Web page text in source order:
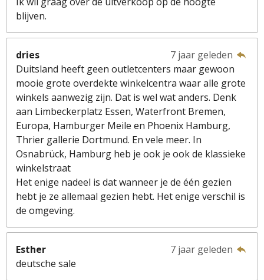
blijven.
dries
7 jaar geleden
Duitsland heeft geen outletcenters maar gewoon
mooie grote overdekte winkelcentra waar alle grote
winkels aanwezig zijn. Dat is wel wat anders. Denk
aan Limbeckerplatz Essen, Waterfront Bremen,
Europa, Hamburger Meile en Phoenix Hamburg,
Thrier gallerie Dortmund. En vele meer. In
Osnabrück, Hamburg heb je ook je ook de klassieke
winkelstraat
Het enige nadeel is dat wanneer je de één gezien
hebt je ze allemaal gezien hebt. Het enige verschil is
de omgeving.
Esther
7 jaar geleden
deutsche sale